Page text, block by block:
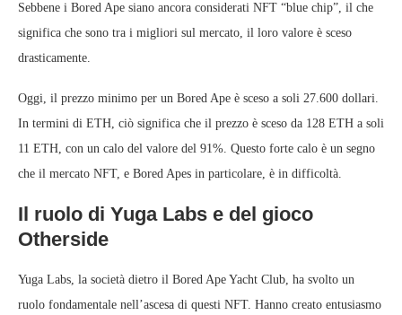
Sebbene i Bored Ape siano ancora considerati NFT “blue chip”, il che
significa che sono tra i migliori sul mercato, il loro valore è sceso
drasticamente.
Oggi, il prezzo minimo per un Bored Ape è sceso a soli 27.600 dollari.
In termini di ETH, ciò significa che il prezzo è sceso da 128 ETH a soli
11 ETH, con un calo del valore del 91%. Questo forte calo è un segno
che il mercato NFT, e Bored Apes in particolare, è in difficoltà.
Il ruolo di Yuga Labs e del gioco
Otherside
Yuga Labs, la società dietro il Bored Ape Yacht Club, ha svolto un
ruolo fondamentale nell’ascesa di questi NFT. Hanno creato entusiasmo